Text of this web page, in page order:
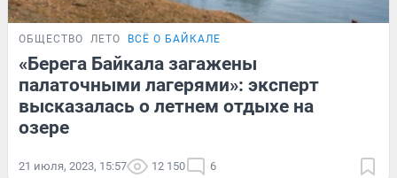
ОБЩЕСТВО ЛЕТО ВСЁ О БАЙКАЛЕ
«Берега Байкала загажены
палаточными лагерями»: эксперт
высказалась о летнем отдыхе на
озере
21 июля, 2023, 15:57 12 150 6